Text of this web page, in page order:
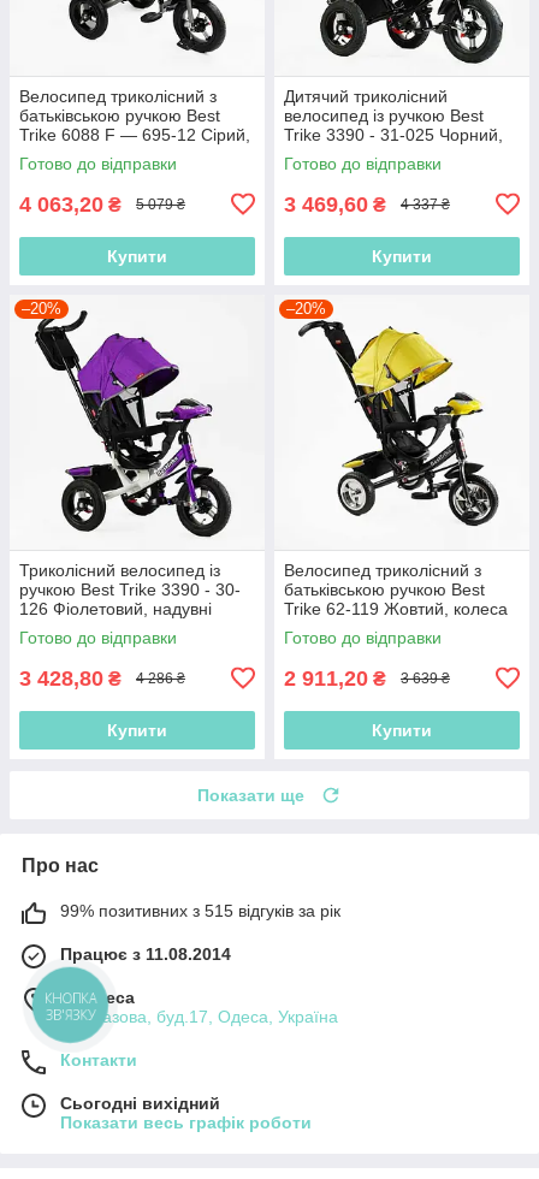
Велосипед триколісний з
батьківською ручкою Best
Trike 6088 F — 695-12 Сірий,
з поворотним сидінням,
надувні
Готово до відправки
4 063,20 ₴ 5 079 ₴
Купити
Дитячий триколісний
велосипед із ручкою Best
Trike 3390 - 31-025 Чорний,
надувні колеса, фара з USB,
пульт
Готово до відправки
3 469,60 ₴ 4 337 ₴
Купити
–20%
Триколісний велосипед із
ручкою Best Trike 3390 - 30-
126 Фіолетовий, надувні
колеса, фара з USB, пульт
Готово до відправки
3 428,80 ₴ 4 286 ₴
Купити
–20%
Велосипед триколісний з
батьківською ручкою Best
Trike 62-119 Жовтий, колеса
ПЕНА, фара, USB,
Готово до відправки
2 911,20 ₴ 3 639 ₴
Купити
Показати ще
Про нас
99% позитивних з 515 відгуків за рік
Працює з 11.08.2014
м. Одеса
вул.Базова, буд.17, Одеса, Україна
Контакти
Сьогодні вихідний
Показати весь графік роботи
КНОПКА
ЗВ'ЯЗКУ